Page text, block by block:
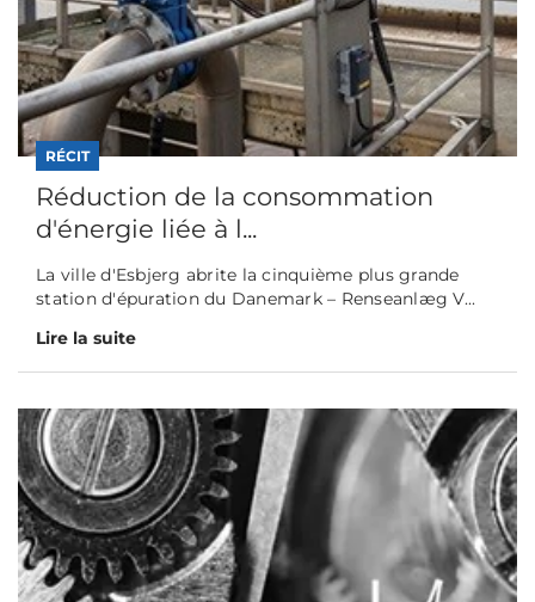
RÉCIT
Réduction de la consommation
d'énergie liée à l...
La ville d'Esbjerg abrite la cinquième plus grande
station d'épuration du Danemark – Renseanlæg V...
Lire la suite